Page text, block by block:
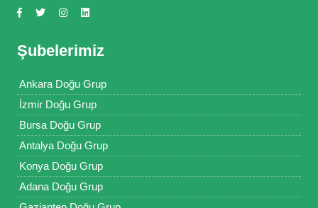
Şubelerimiz
Ankara Doğu Grup
İzmir Doğu Grup
Bursa Doğu Grup
Antalya Doğu Grup
Konya Doğu Grup
Adana Doğu Grup